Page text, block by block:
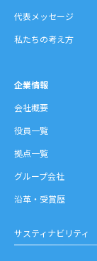
代表メッセージ
私たちの考え方
企業情報
会社概要
役員一覧
拠点一覧
グループ会社
沿革・受賞歴
サスティナビリティ